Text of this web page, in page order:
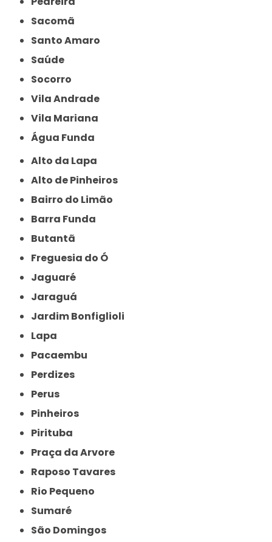
Sacomã
Santo Amaro
Saúde
Socorro
Vila Andrade
Vila Mariana
Água Funda
Alto da Lapa
Alto de Pinheiros
Bairro do Limão
Barra Funda
Butantã
Freguesia do Ó
Jaguaré
Jaraguá
Jardim Bonfiglioli
Lapa
Pacaembu
Perdizes
Perus
Pinheiros
Pirituba
Praça da Arvore
Raposo Tavares
Rio Pequeno
Sumaré
São Domingos